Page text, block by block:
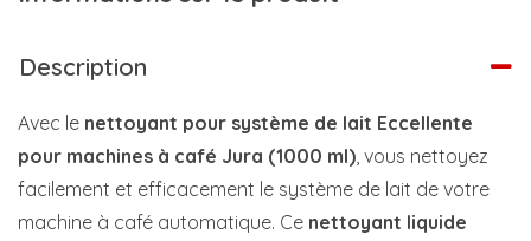
Description
Avec le nettoyant pour système de lait Eccellente
pour machines à café Jura (1000 ml), vous nettoyez
facilement et efficacement le système de lait de votre
machine à café automatique. Ce nettoyant liquide